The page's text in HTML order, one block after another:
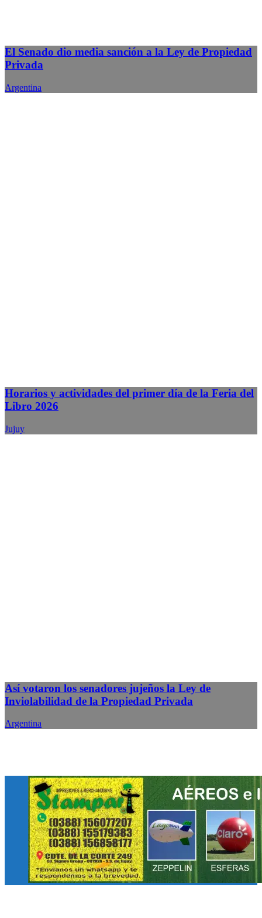
El Senado dio media sanción a la Ley de Propiedad
Privada
Argentina
Horarios y actividades del primer día de la Feria del
Libro 2026
Jujuy
Así votaron los senadores jujeños la Ley de
Inviolabilidad de la Propiedad Privada
Argentina